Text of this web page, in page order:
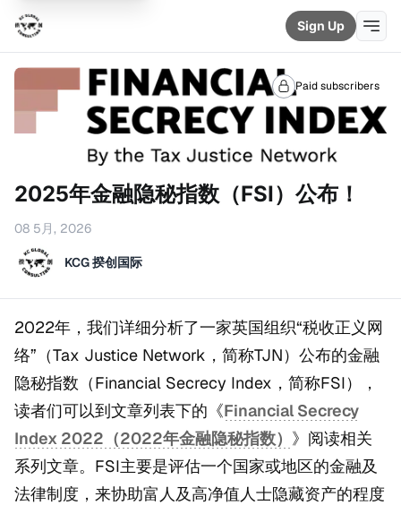
Sign Up
Paid subscribers
2025年金融隐秘指数（FSI）公布！
08 5月, 2026
KCG 揆创国际
2022年，我们详细分析了一家英国组织“税收正义网
络”（Tax Justice Network，简称TJN）公布的金融
隐秘指数（Financial Secrecy Index，简称FSI），
读者们可以到文章列表下的《Financial Secrecy
Index 2022（2022年金融隐秘指数） 》阅读相关
系列文章。FSI主要是评估一个国家或地区的金融及
法律制度，来协助富人及高净值人士隐藏资产的程度